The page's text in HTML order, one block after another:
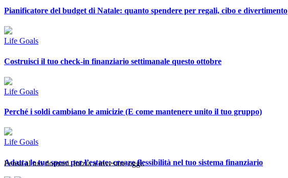
Pianificatore del budget di Natale: quanto spendere per regali, cibo e divertimento
Life Goals
Costruisci il tuo check-in finanziario settimanale questo ottobre
Life Goals
Perché i soldi cambiano le amicizie (E come mantenere unito il tuo gruppo)
Life Goals
Adatta le tue spese per l’estate: creare flessibilità nel tuo sistema finanziario
Pensa al tuo domani. Inizia a investire oggi.